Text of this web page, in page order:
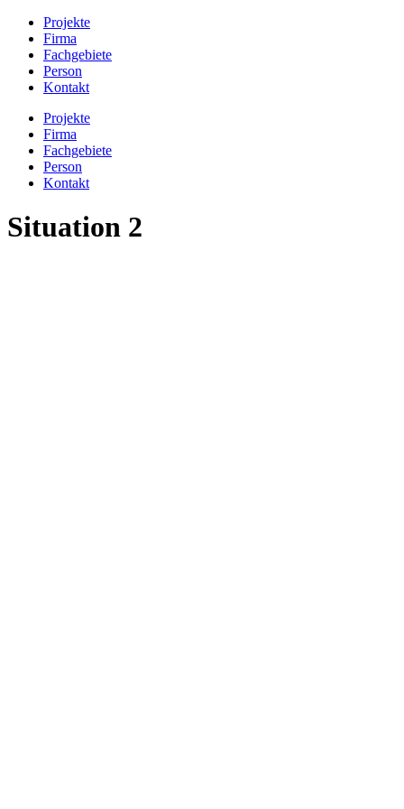
Projekte
Firma
Fachgebiete
Person
Kontakt
Projekte
Firma
Fachgebiete
Person
Kontakt
Situation 2